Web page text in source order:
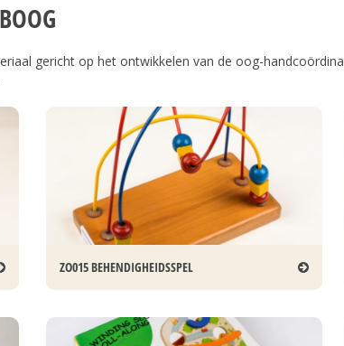
gericht op het ontwikkelen van de oog-
ZO015 BEHENDIGHEIDSSPEL